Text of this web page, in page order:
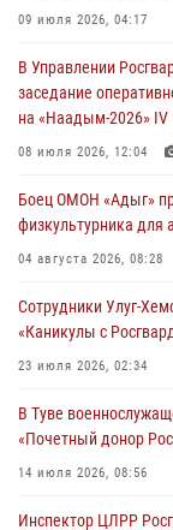
Сотрудники
29 июля 2026, 09:41
26 сигналов
задержаний
В Туве офицер
забега
09 июля 2026, 04:17
В Управлении
заседание
на «Наадым-2026»
08 июля 2026, 12:04
Боец ОМОН «Адыг»
физкультурника для
04 августа 2026, 08:28
Сотрудники Улуг-
«Каникулы с
23 июля 2026, 02:34
В Туве
«Почетный донор
14 июля 2026, 08:56
Инспектор ЦЛРР